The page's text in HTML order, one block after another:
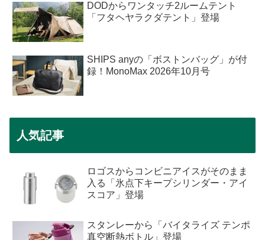
DODからワンタッチ2ルームテント
「フタヘヤラクダテント」登場
SHIPS anyの「ボストンバッグ」が付
録！MonoMax 2026年10月号
人気記事
ロゴスからコンビニアイスがそのまま
入る「氷点下キープシリンダー・アイ
スコア」登場
スタンレーから「バイタライズ テンポ
真空断熱ボトル」登場